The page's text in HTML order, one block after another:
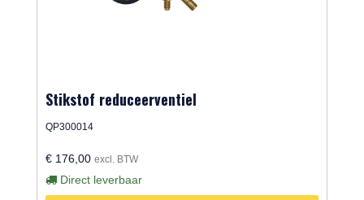
Stikstof reduceerventiel
QP300014
€ 176,00 excl. BTW
Direct leverbaar